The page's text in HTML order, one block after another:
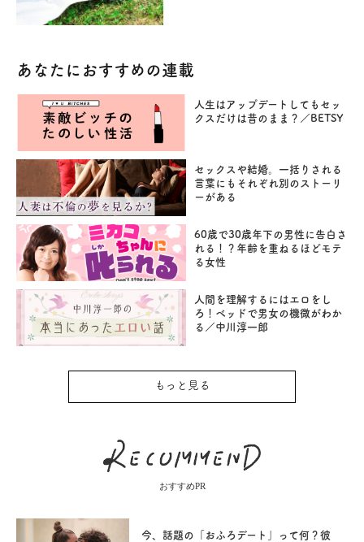
あなたにおすすめの連載
人生はアップデートしてもセッ
クスだけは昔のまま？／BETSY
セックスや結婚。一括りされる
言葉にもそれぞれ別のストーリ
ーがある
60歳で30歳年下の男性に告白さ
れる！？年齢を重ねるほどモテ
る女性
人間を理解するにはエロをし
ろ！ベッドで男女の機微がわか
る／中川淳一郎
もっと見る
おすすめPR
今、話題の「おふろデート」って何？彼